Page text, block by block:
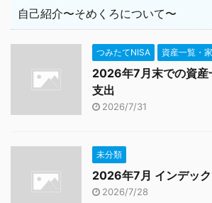
自己紹介〜そめくろについて〜
つみたてNISA 資産一覧・
2026年7月末での資産
支出
2026/7/31
未分類
2026年7月 インデッ
2026/7/28